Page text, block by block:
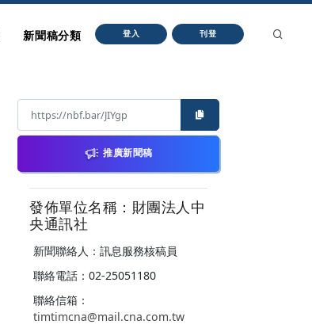
新聞稿分類 登入 刊登
推廣新聞稿
發佈單位名稱：財團法人中
央通訊社
新聞聯絡人：訊息服務核稿員
聯絡電話：02-25051180
聯絡信箱：
timtimcna@mail.cna.com.tw